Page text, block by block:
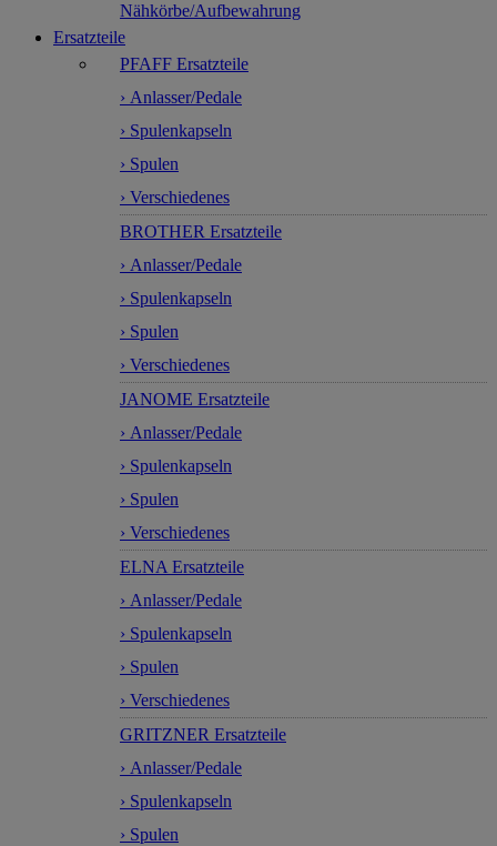
Nähkörbe/Aufbewahrung
Ersatzteile
PFAFF Ersatzteile
› Anlasser/Pedale
› Spulenkapseln
› Spulen
› Verschiedenes
BROTHER Ersatzteile
› Anlasser/Pedale
› Spulenkapseln
› Spulen
› Verschiedenes
JANOME Ersatzteile
› Anlasser/Pedale
› Spulenkapseln
› Spulen
› Verschiedenes
ELNA Ersatzteile
› Anlasser/Pedale
› Spulenkapseln
› Spulen
› Verschiedenes
GRITZNER Ersatzteile
› Anlasser/Pedale
› Spulenkapseln
› Spulen